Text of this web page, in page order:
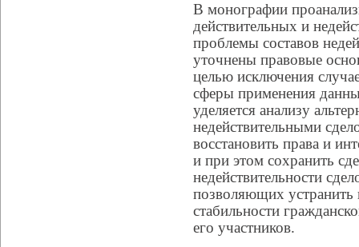
В монографии
действительных и
проблемы составов
уточнены правовые
целью исключения
сферы применения
уделяется анализу
недействительными
восстановить права и
и при этом сохранить
недействительности
позволяющих устранить
стабильности
его участников.